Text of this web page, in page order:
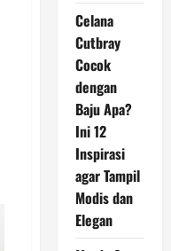
Celana
Cutbray
Cocok
dengan
Baju Apa?
Ini 12
Inspirasi
agar Tampil
Modis dan
Elegan